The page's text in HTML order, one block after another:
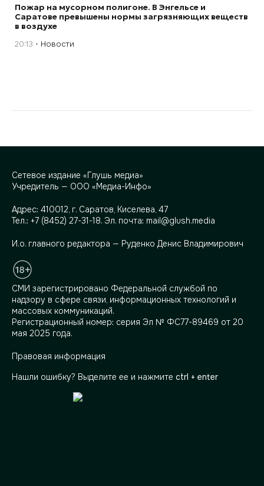
Пожар на мусорном полигоне. В Энгельсе и
Саратове превышены нормы загрязняющих веществ
в воздухе
20:13 Новости
Сетевое издание «Глушь медиа»
Учредитель — ООО «Медиа-Инфо»
Адрес: 410012, г. Саратов, Киселева, 47
Тел.: +7 (8452) 27-31-18. Эл. почта: mail@glush.media
И.о. главного редактора — Руденко Денис Владимирович
СМИ зарегистрировано Федеральной службой по
надзору в сфере связи, информационных технологий и
массовых коммуникаций.
Регистрационный номер: серия Эл № ФС77-89469 от 20
мая 2025 года.
Правовая информация
Нашли ошибку? Выделите ее и нажмите ctrl + enter